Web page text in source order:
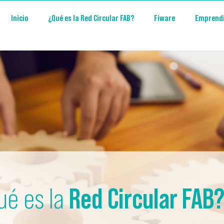
Inicio ¿Qué es la Red Circular FAB? Fiware
es la Red Circular FAB?